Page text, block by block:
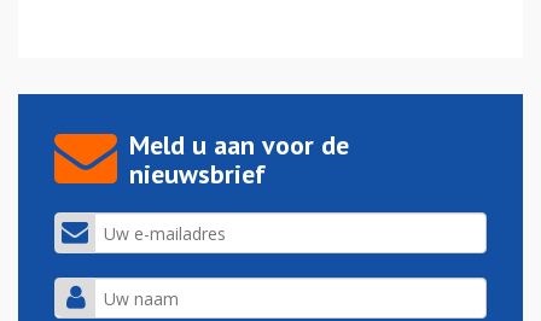
Meld u aan voor de
nieuwsbrief